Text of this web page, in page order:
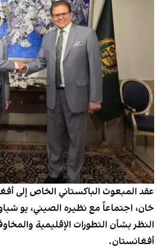
عقد المبعوث الباكستاني الخاص إلى
خان، اجتماعاً مع نظيره الصيني، يو
النظر بشأن التطورات الإقليمية
أفغانستان.